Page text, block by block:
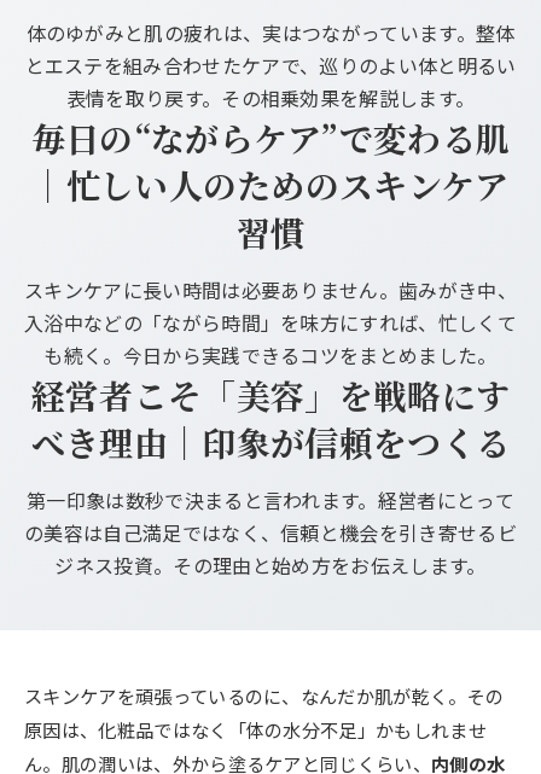
体のゆがみと肌の疲れは、実はつながっています。整体
とエステを組み合わせたケアで、巡りのよい体と明るい
表情を取り戻す。その相乗効果を解説します。
毎日の“ながらケア”で変わる肌
｜忙しい人のためのスキンケア
習慣
スキンケアに長い時間は必要ありません。歯みがき中、
入浴中などの「ながら時間」を味方にすれば、忙しくて
も続く。今日から実践できるコツをまとめました。
経営者こそ「美容」を戦略にす
べき理由｜印象が信頼をつくる
第一印象は数秒で決まると言われます。経営者にとって
の美容は自己満足ではなく、信頼と機会を引き寄せるビ
ジネス投資。その理由と始め方をお伝えします。
スキンケアを頑張っているのに、なんだか肌が乾く。その
原因は、化粧品ではなく「体の水分不足」かもしれませ
ん。肌の潤いは、外から塗るケアと同じくらい、 内側の水